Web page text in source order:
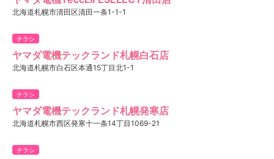
北海道札幌市清田区清田一条1-1-1
チラシ
ヤマダ電機テックランド札幌白石店
北海道札幌市白石区本通15丁目北1-1
チラシ
ヤマダ電機テックランド札幌発寒店
北海道札幌市西区発寒十一条14丁目1069-21
チラシ